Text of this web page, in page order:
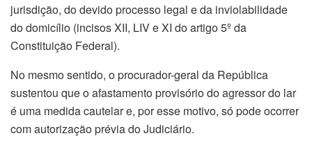
jurisdição, do devido processo legal e da inviolabilidade
do domicílio (incisos XII, LIV e XI do artigo 5º da
Constituição Federal).
No mesmo sentido, o procurador-geral da República
sustentou que o afastamento provisório do agressor do lar
é uma medida cautelar e, por esse motivo, só pode ocorrer
com autorização prévia do Judiciário.